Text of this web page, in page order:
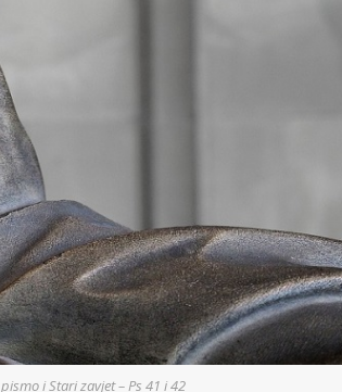
i Stari zavjet – Ps 41 i 42